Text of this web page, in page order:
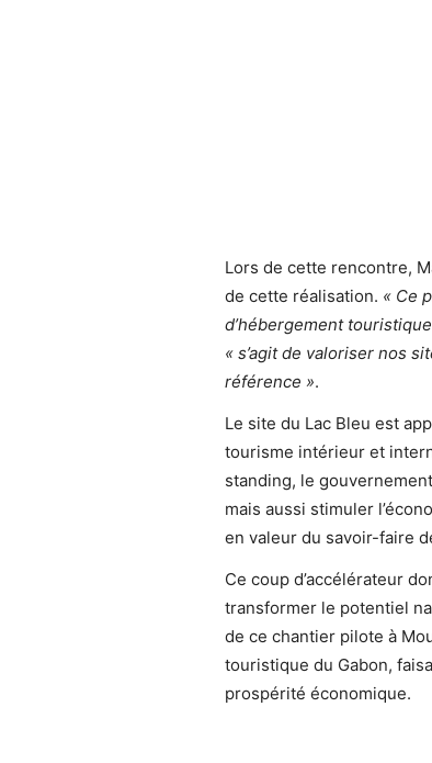
Lors de cette rencontre,
de cette réalisation. « Ce
d’hébergement
« s’agit de valoriser nos
référence ».
Le site du Lac Bleu est
tourisme intérieur et
standing, le
mais aussi stimuler
en valeur du savoir-faire
Ce coup d’accélérateur
transformer le potentiel
de ce chantier pilote à
touristique du Gabon,
prospérité économique.